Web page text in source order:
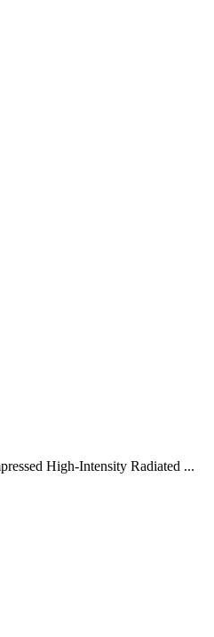
High-Intensity Radiated ...